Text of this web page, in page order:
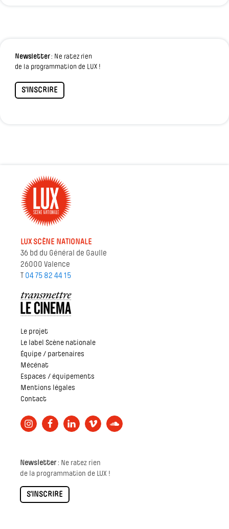
Newsletter: Ne ratez rien
de la programmation de LUX !
S'INSCRIRE
LUX SCÈNE NATIONALE
36 bd du Général de Gaulle
26000 Valence
T 04 75 82 44 15
Le projet
Le label Scène nationale
Équipe / partenaires
Mécénat
Espaces / équipements
Mentions légales
Contact
Newsletter: Ne ratez rien
de la programmation de LUX !
S'INSCRIRE